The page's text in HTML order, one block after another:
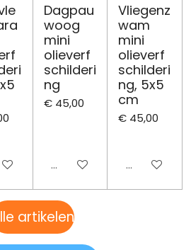
Dagpau
woog
mini
olieverf
schilderi
ng
€ 45,00
Uitgeschakeld
Vliegenz
wam
mini
olieverf
schilderi
ng, 5x5
cm
€ 45,00
artikelen